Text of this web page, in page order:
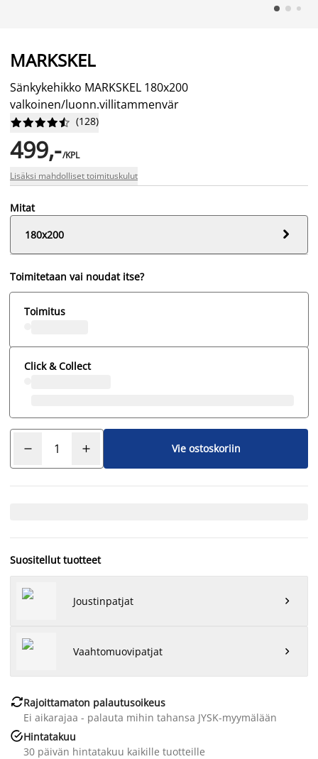
MARKSKEL
Sänkykehikko MARKSKEL 180x200
valkoinen/luonn.villitammenvär





 (128)
499,-/KPL
Lisäksi mahdolliset toimituskulut
Mitat
180x200

Toimitetaan vai noudat itse?
Toimitus
Click & Collect
Vie ostoskoriin
Suositellut tuotteet
Joustinpatjat 
Vaahtomuovipatjat 
Rajoittamaton palautusoikeus
Ei aikarajaa - palauta mihin tahansa JYSK-myymälään
Hintatakuu
30 päivän hintatakuu kaikille tuotteille